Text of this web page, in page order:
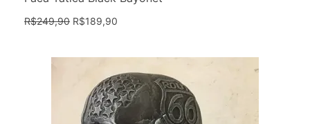
R$249,90 R$189,90